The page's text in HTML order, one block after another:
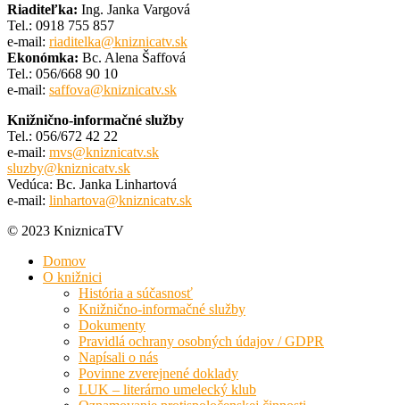
Riaditeľka: Ing. Janka Vargová
Tel.: 0918 755 857
e-mail: riaditelka@kniznicatv.sk
Ekonómka: Bc. Alena Šaffová
Tel.: 056/668 90 10
e-mail: saffova@kniznicatv.sk
Knižnično-informačné služby
Tel.: 056/672 42 22
e-mail: mvs@kniznicatv.sk
sluzby@kniznicatv.sk
Vedúca: Bc. Janka Linhartová
e-mail: linhartova@kniznicatv.sk
© 2023 KniznicaTV
Domov
O knižnici
História a súčasnosť
Knižnično-informačné služby
Dokumenty
Pravidlá ochrany osobných údajov / GDPR
Napísali o nás
Povinne zverejnené doklady
LUK – literárno umelecký klub